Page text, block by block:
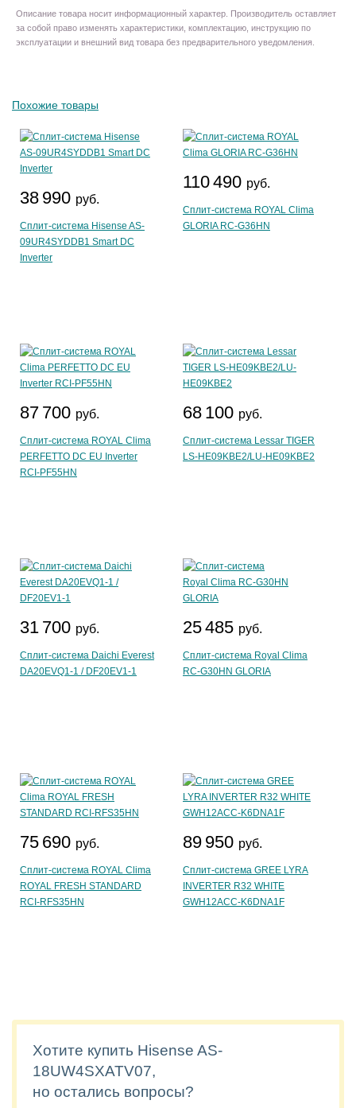
Описание товара носит информационный характер. Производитель оставляет
за собой право изменять характеристики, комплектацию, инструкцию по
эксплуатации и внешний вид товара без предварительного уведомления.
Похожие товары
38 990 руб.
Сплит-система Hisense AS-
09UR4SYDDB1 Smart DC
Inverter
110 490 руб.
Сплит-система ROYAL Clima
GLORIA RC-G36HN
87 700 руб.
Сплит-система ROYAL Clima
PERFETTO DC EU Inverter
RCI-PF55HN
68 100 руб.
Сплит-система Lessar TIGER
LS-HE09KBE2/LU-HE09KBE2
31 700 руб.
Сплит-система Daichi Everest
DA20EVQ1-1 / DF20EV1-1
25 485 руб.
Сплит-система Royal Clima
RC-G30HN GLORIA
75 690 руб.
Сплит-система ROYAL Clima
ROYAL FRESH STANDARD
RCI-RFS35HN
89 950 руб.
Сплит-система GREE LYRA
INVERTER R32 WHITE
GWH12ACC-K6DNA1F
Хотите купить Hisense AS-
18UW4SXATV07,
но остались вопросы?